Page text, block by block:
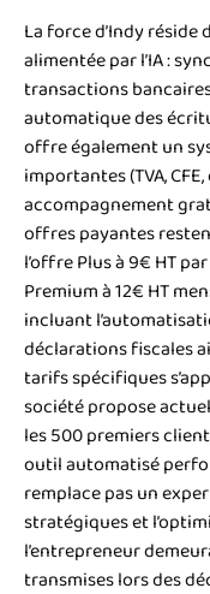
La force d’Indy
alimentée par l’IA :
transactions
automatique des
offre également un
importantes (TVA,
accompagnement
offres payantes
l’offre Plus à 9€ HT
Premium à 12€ HT
incluant
déclarations fiscales
tarifs spécifiques
société propose
les 500 premiers
outil automatisé
remplace pas un
stratégiques et
l’entrepreneur
transmises lors des